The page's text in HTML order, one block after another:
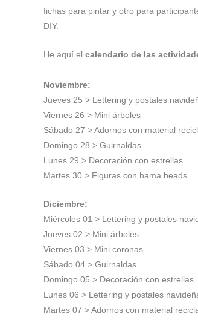
fichas para pintar y otro para
DIY.
He aquí el calendario de las
⁠Noviembre:
Jueves 25 > Lettering y postales
Viernes 26 > Mini árboles⁠
Sábado 27 > Adornos con material
Domingo 28 > Guirnaldas⁠
Lunes 29 > Decoración con estrellas⁠
Martes 30 > Figuras con hama beads⁠
Diciembre:
Miércoles 01 > Lettering y postales
Jueves 02 > Mini árboles⁠
Viernes 03 > Mini coronas⁠
Sábado 04 > Guirnaldas⁠
Domingo 05 > Decoración con estrellas⁠
Lunes 06 > Lettering y postales
Martes 07 > Adornos con material